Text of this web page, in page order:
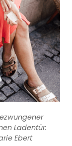
Ladentür:
Ebert